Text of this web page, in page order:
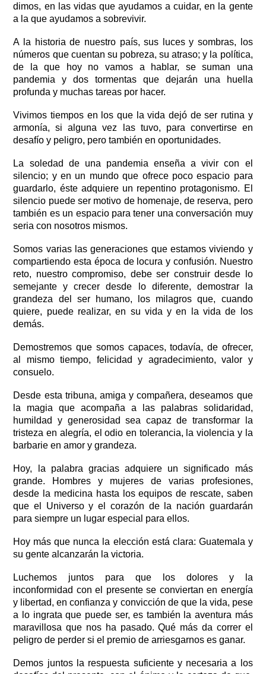
dimos, en las vidas que ayudamos a cuidar, en la gente
a la que ayudamos a sobrevivir.
A la historia de nuestro país, sus luces y sombras, los
números que cuentan su pobreza, su atraso; y la política,
de la que hoy no vamos a hablar, se suman una
pandemia y dos tormentas que dejarán una huella
profunda y muchas tareas por hacer.
Vivimos tiempos en los que la vida dejó de ser rutina y
armonía, si alguna vez las tuvo, para convertirse en
desafío y peligro, pero también en oportunidades.
La soledad de una pandemia enseña a vivir con el
silencio; y en un mundo que ofrece poco espacio para
guardarlo, éste adquiere un repentino protagonismo. El
silencio puede ser motivo de homenaje, de reserva, pero
también es un espacio para tener una conversación muy
seria con nosotros mismos.
Somos varias las generaciones que estamos viviendo y
compartiendo esta época de locura y confusión. Nuestro
reto, nuestro compromiso, debe ser construir desde lo
semejante y crecer desde lo diferente, demostrar la
grandeza del ser humano, los milagros que, cuando
quiere, puede realizar, en su vida y en la vida de los
demás.
Demostremos que somos capaces, todavía, de ofrecer,
al mismo tiempo, felicidad y agradecimiento, valor y
consuelo.
Desde esta tribuna, amiga y compañera, deseamos que
la magia que acompaña a las palabras solidaridad,
humildad y generosidad sea capaz de transformar la
tristeza en alegría, el odio en tolerancia, la violencia y la
barbarie en amor y grandeza.
Hoy, la palabra gracias adquiere un significado más
grande. Hombres y mujeres de varias profesiones,
desde la medicina hasta los equipos de rescate, saben
que el Universo y el corazón de la nación guardarán
para siempre un lugar especial para ellos.
Hoy más que nunca la elección está clara: Guatemala y
su gente alcanzarán la victoria.
Luchemos juntos para que los dolores y la
inconformidad con el presente se conviertan en energía
y libertad, en confianza y convicción de que la vida, pese
a lo ingrata que puede ser, es también la aventura más
maravillosa que nos ha pasado. Qué más da correr el
peligro de perder si el premio de arriesgarnos es ganar.
Demos juntos la respuesta suficiente y necesaria a los